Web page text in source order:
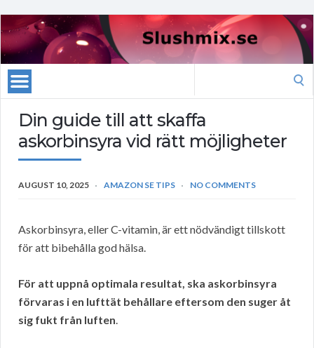
Din guide till att skaffa
askorbinsyra vid rätt möjligheter
AUGUST 10, 2025 AMAZON SE TIPS NO COMMENTS
Askorbinsyra, eller C-vitamin, är ett nödvändigt tillskott
för att bibehålla god hälsa.
För att uppnå optimala resultat, ska askorbinsyra
förvaras i en lufttät behållare eftersom den suger åt
sig fukt från luften.